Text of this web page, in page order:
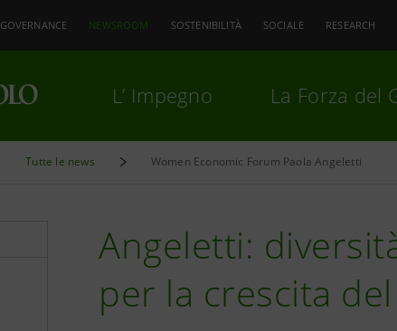
GOVERNANCE NEWSROOM SOSTENIBILITÀ SOCIALE RESEARCH
L’ Impegno La Forza del
Tutte le news Women Economic Forum Paola Angeletti
Angeletti:
per la crescita